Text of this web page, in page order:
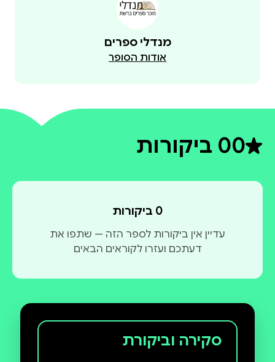
מנדלי ספרים
אודות הסופר
0דירוג ממוצע 0 מתוך 5
0 ביקורות
0 ביקורות
עדיין אין ביקורות לספר הזה — שתפו את
דעתכם ועזרו לקוראים הבאים
סקירה וביקורת